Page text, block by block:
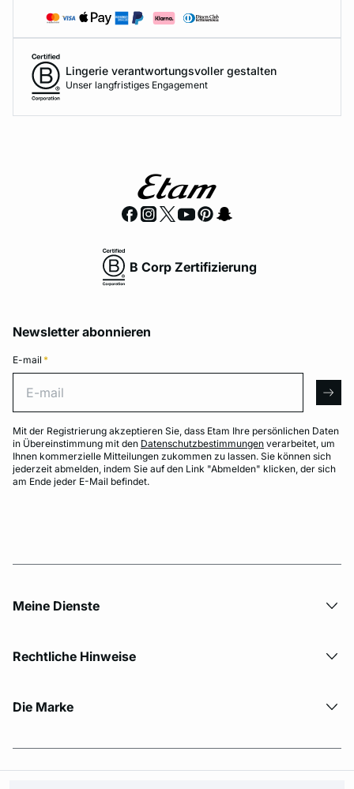
Lingerie verantwortungsvoller gestalten
Unser langfristiges Engagement
B Corp Zertifizierung
Newsletter abonnieren
E-mail *
Mit der Registrierung akzeptieren Sie, dass Etam Ihre persönlichen Daten
in Übereinstimmung mit den Datenschutzbestimmungen verarbeitet, um
Ihnen kommerzielle Mitteilungen zukommen zu lassen. Sie können sich
jederzeit abmelden, indem Sie auf den Link "Abmelden" klicken, der sich
am Ende jeder E-Mail befindet.
Meine Dienste
Rechtliche Hinweise
Die Marke